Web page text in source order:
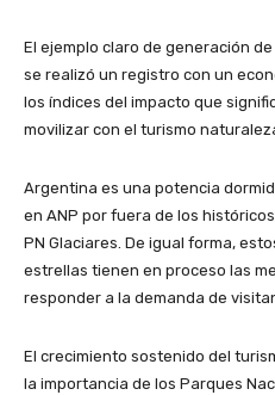
El ejemplo claro de generación
se realizó un registro con un
los índices del impacto que
movilizar con el turismo
Argentina es una potencia
en ANP por fuera de los
PN Glaciares. De igual forma,
estrellas tienen en proceso las
responder a la demanda de
El crecimiento sostenido del
la importancia de los Parques